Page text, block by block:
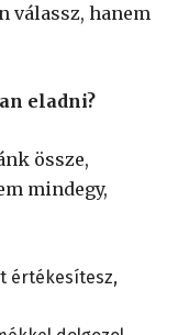
válassz, hanem
eladni?
össze,
mindegy,
értékesítesz,